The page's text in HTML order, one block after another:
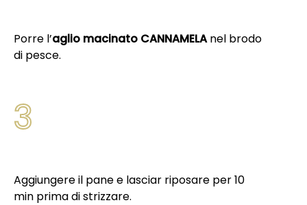
Porre l’aglio macinato CANNAMELAnel brodo
di pesce.
3
Aggiungere il pane e lasciar riposare per 10
min prima di strizzare.